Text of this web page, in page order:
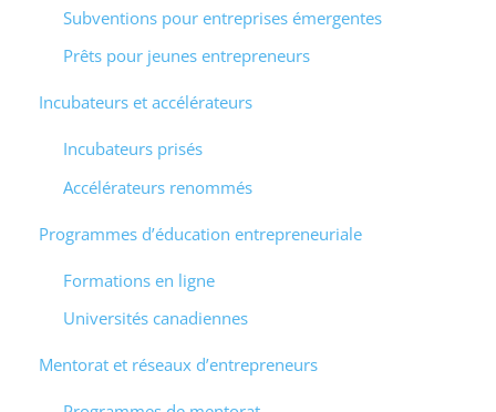
Subventions pour entreprises émergentes
Prêts pour jeunes entrepreneurs
Incubateurs et accélérateurs
Incubateurs prisés
Accélérateurs renommés
Programmes d’éducation entrepreneuriale
Formations en ligne
Universités canadiennes
Mentorat et réseaux d’entrepreneurs